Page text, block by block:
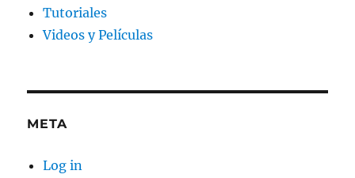
Tutoriales
Videos y Películas
META
Log in